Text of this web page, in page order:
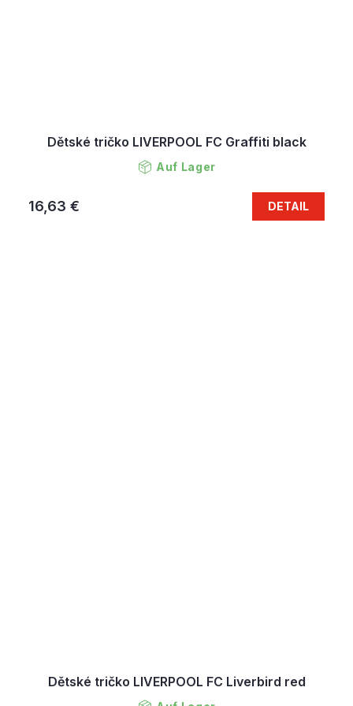
Dětské tričko LIVERPOOL FC Graffiti black
Auf Lager
16,63 € DETAIL
Dětské tričko LIVERPOOL FC Liverbird red